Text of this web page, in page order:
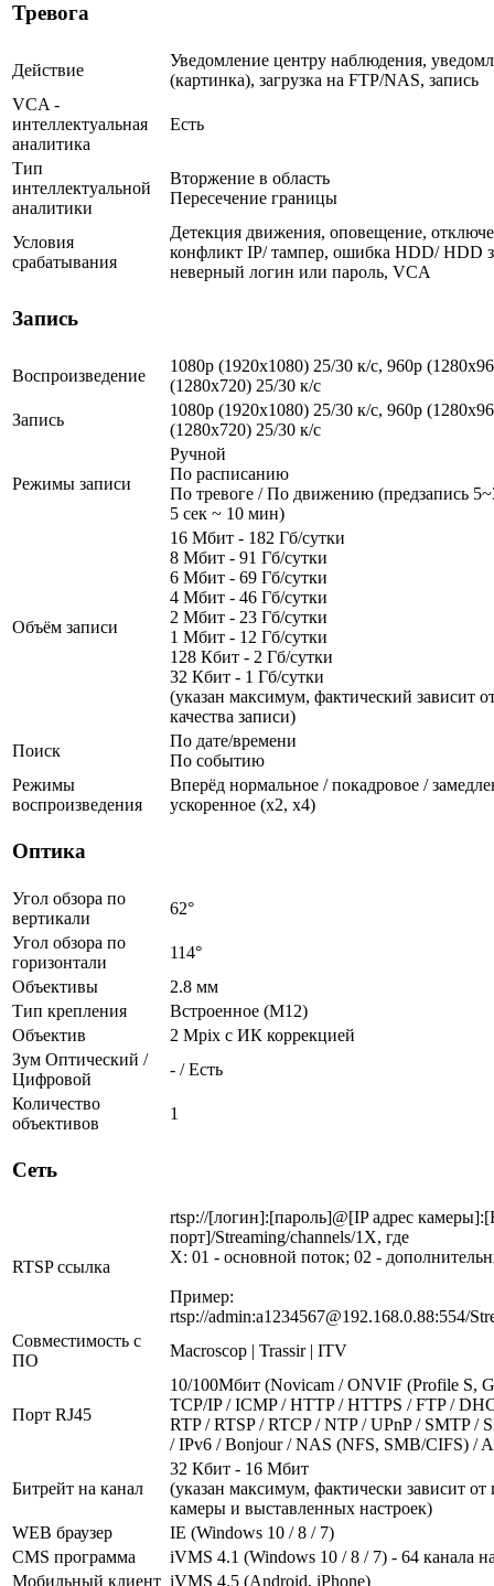
Тревога
Действие
Уведомление центру наблюдения,
(картинка), загрузка на FTP/NAS, запись
VCA -
интеллектуальная
аналитика
Есть
Тип
интеллектуальной
аналитики
Вторжение в область
Пересечение границы
Условия
срабатывания
Детекция движения, оповещение,
конфликт IP/ тампер, ошибка HDD/ HDD
неверный логин или пароль, VCA
Запись
Воспроизведение
1080p (1920x1080) 25/30 к/с, 960p
(1280х720) 25/30 к/с
Запись
1080p (1920x1080) 25/30 к/с, 960p
(1280х720) 25/30 к/с
Режимы записи
Ручной
По расписанию
По тревоге / По движению (предзапись
5 сек ~ 10 мин)
Объём записи
16 Мбит - 182 Гб/сутки
8 Мбит - 91 Гб/сутки
6 Мбит - 69 Гб/сутки
4 Мбит - 46 Гб/сутки
2 Мбит - 23 Гб/сутки
1 Мбит - 12 Гб/сутки
128 Кбит - 2 Гб/сутки
32 Кбит - 1 Гб/сутки
(указан максимум, фактический зависит
качества записи)
Поиск
По дате/времени
По событию
Режимы
воспроизведения
Вперёд нормальное / покадровое /
ускоренное (х2, х4)
Оптика
Угол обзора по
вертикали
62°
Угол обзора по
горизонтали
114°
Объективы
2.8 мм
Тип крепления
Встроенное (М12)
Объектив
2 Mpix c ИК коррекцией
Зум Оптический /
Цифровой
- / Есть
Количество
объективов
1
Сеть
RTSP ссылка
rtsp://[логин]:[пароль]@[IP адрес
порт]/Streaming/channels/1X, где
X: 01 - основной поток; 02 -
Пример:
rtsp://admin:a1234567@192.168.0.88:554/
Совместимость с
ПО
Macroscop | Trassir | ITV
Порт RJ45
10/100Мбит (Novicam / ONVIF (Profile S,
TCP/IP / ICMP / HTTP / HTTPS / FTP /
RTP / RTSP / RTCP / NTP / UPnP / SMTP /
/ IPv6 / Bonjour / NAS (NFS, SMB/CIFS) /
Битрейт на канал
32 Кбит - 16 Мбит
(указан максимум, фактически зависит от
камеры и выставленных настроек)
WEB браузер
IE (Windows 10 / 8 / 7)
CMS программа
iVMS 4.1 (Windows 10 / 8 / 7) - 64 канала
Мобильный клиент iVMS 4.5 (Android, iPhone)